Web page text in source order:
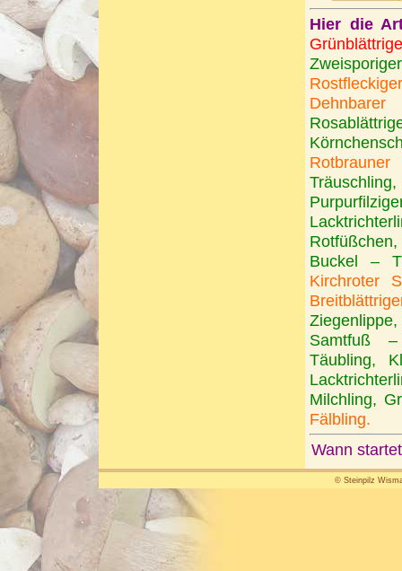
Hier die
Dehnbarer
Buckel –
Kirchroter
Ziegenlippe,
Samtfuß –
Täubling,
Milchling,
Fälbling.
Wann
© Steinpilz